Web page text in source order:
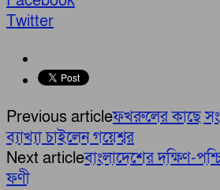
Twitter
Previous articleফখরুলের কাছে
ব্যাখ্যা চাইলেন গয়েশ্বর
Next articleবাংলাদেশের দক্ষিণ-
ফণী